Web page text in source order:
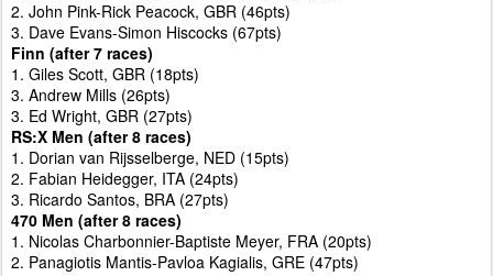
2. John Pink-Rick Peacock, GBR (46pts)
3. Dave Evans-Simon Hiscocks (67pts)
Finn (after 7 races)
1. Giles Scott, GBR (18pts)
3. Andrew Mills (26pts)
3. Ed Wright, GBR (27pts)
RS:X Men (after 8 races)
1. Dorian van Rijsselberge, NED (15pts)
2. Fabian Heidegger, ITA (24pts)
3. Ricardo Santos, BRA (27pts)
470 Men (after 8 races)
1. Nicolas Charbonnier-Baptiste Meyer, FRA (20pts)
2. Panagiotis Mantis-Pavloa Kagialis, GRE (47pts)